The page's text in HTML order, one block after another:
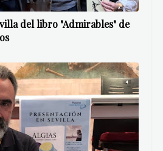
del libro "Admirables" de